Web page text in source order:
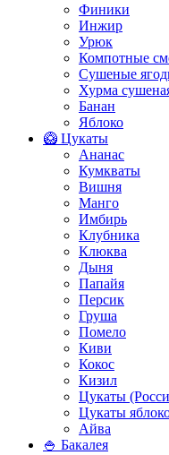
Финики
Инжир
Урюк
Компотные
Сушеные
Хурма
Банан
Яблоко
🥝 Цукаты
Ананас
Кумкваты
Вишня
Манго
Имбирь
Клубника
Клюква
Дыня
Папайя
Персик
Груша
Помело
Киви
Кокос
Кизил
Цукаты
Цукаты
Айва
🍚 Бакалея